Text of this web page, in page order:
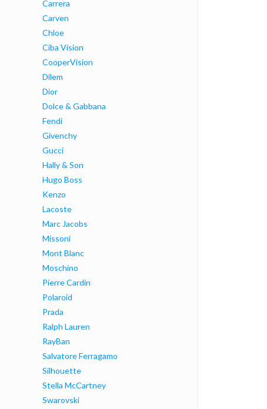
Carrera
Carven
Chloe
Ciba Vision
CooperVision
Dilem
Dior
Dolce & Gabbana
Fendi
Givenchy
Gucci
Hally & Son
Hugo Boss
Kenzo
Lacoste
Marc Jacobs
Missoni
Mont Blanc
Moschino
Pierre Cardin
Polaroid
Prada
Ralph Lauren
RayBan
Salvatore Ferragamo
Silhouette
Stella McCartney
Swarovski